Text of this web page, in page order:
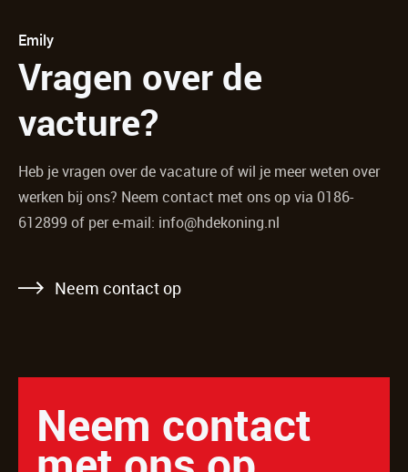
Emily
Vragen over de
vacture?
Heb je vragen over de vacature of wil je meer weten over
werken bij ons? Neem contact met ons op via 0186-
612899 of per e-mail: info@hdekoning.nl
Neem contact op
Neem contact